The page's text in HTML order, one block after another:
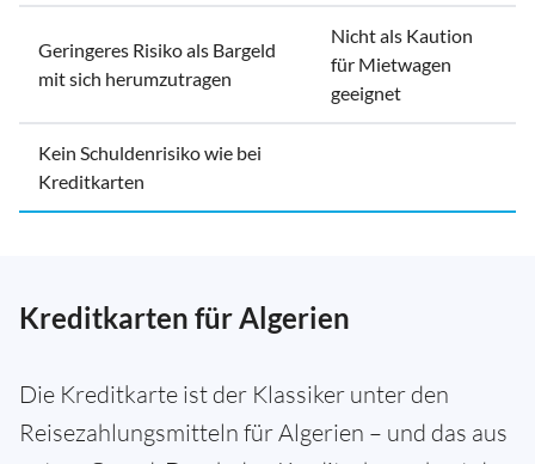
Geringeres Risiko als Bargeld
mit sich herumzutragen
Nicht als Kaution
für Mietwagen
geeignet
Kein Schuldenrisiko wie bei
Kreditkarten
Kreditkarten für Algerien
Die Kreditkarte ist der Klassiker unter den
Reisezahlungsmitteln für Algerien – und das aus